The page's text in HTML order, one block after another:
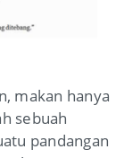
makan hanya
sebuah
pandangan